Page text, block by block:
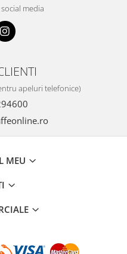
media
apeluri telefonice)
MEU